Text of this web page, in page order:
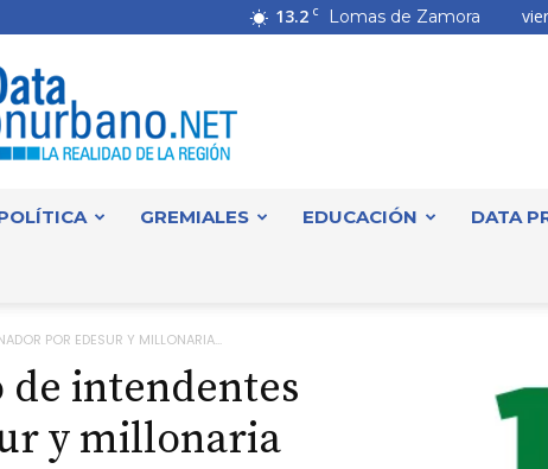
13.2 C Lomas de Zamora
GREMIALES EDUCACIÓN DATA
POR EDESUR Y MILLONARIA...
intendentes
y millonaria